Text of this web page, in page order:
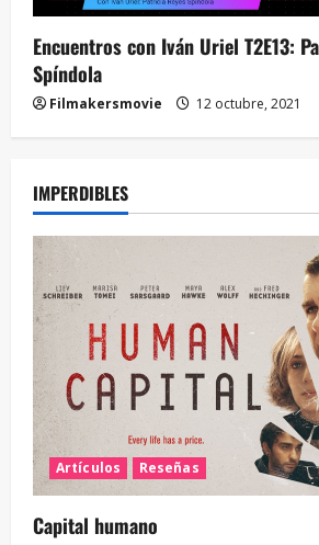
Encuentros con Iván Uriel T2E13:
Spíndola
Filmakersmovie 12 octubre, 2021
IMPERDIBLES
Artículos Reseñas
Capital humano